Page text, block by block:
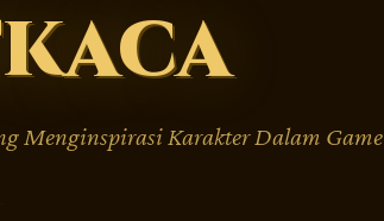
Menginspirasi Karakter Dalam Game